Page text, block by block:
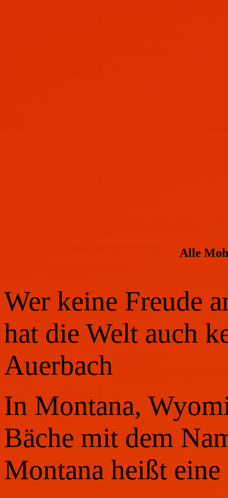
Alle
Wer keine Freude
hat die Welt auch
Auerbach
In Montana,
Bäche mit dem
Montana heißt eine